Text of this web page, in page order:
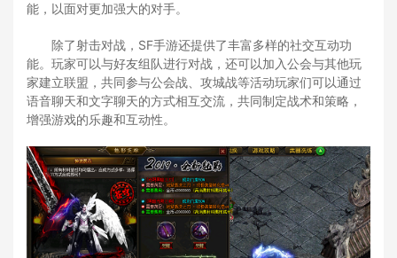
能，以面对更加强大的对手。
除了射击对战，SF手游还提供了丰富多样的社交互动功
能。玩家可以与好友组队进行对战，还可以加入公会与其他玩
家建立联盟，共同参与公会战、攻城战等活动玩家们可以通过
语音聊天和文字聊天的方式相互交流，共同制定战术和策略，
增强游戏的乐趣和互动性。